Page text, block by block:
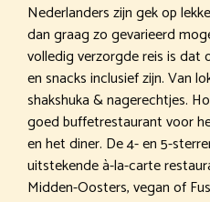
Nederlanders zijn gek op
dan graag zo gevarieerd
volledig verzorgde reis is dat
en snacks inclusief zijn. Van
shakshuka & nagerechtjes.
goed buffetrestaurant voor
en het diner. De 4- en 5-
uitstekende à-la-carte
Midden-Oosters, vegan of